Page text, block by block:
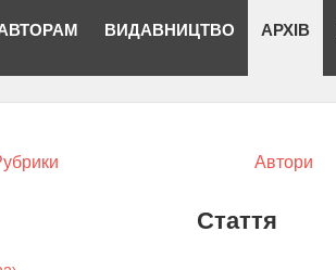
ВИДАВНИЦТВО АРХІВ
Автори
Стаття